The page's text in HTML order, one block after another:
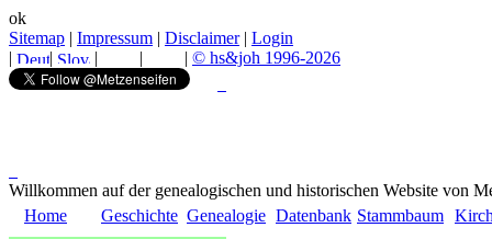
ok
Sitemap | Impressum | Disclaimer| Login
|
| | | | © hs&joh 1996-2026
Willkommen auf der genealogischen und historischen Website von
Home
Geschichte Genealogie Datenbank Stammbaum